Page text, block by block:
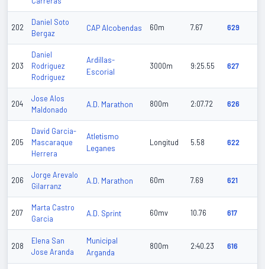
202
Daniel Soto
Bergaz
CAP Alcobendas 60m 7.67 629
203
Daniel
Rodriguez
Rodriguez
Ardillas-
Escorial
3000m 9:25.55 627
204
Jose Alos
Maldonado
A.D. Marathon 800m 2:07.72 626
205
David Garcia-
Mascaraque
Herrera
Atletismo
Leganes
Longitud 5.58 622
206
Jorge Arevalo
Gilarranz
A.D. Marathon 60m 7.69 621
207
Marta Castro
Garcia
A.D. Sprint 60mv 10.76 617
208
Elena San
Jose Aranda
Municipal
Arganda
800m 2:40.23 616